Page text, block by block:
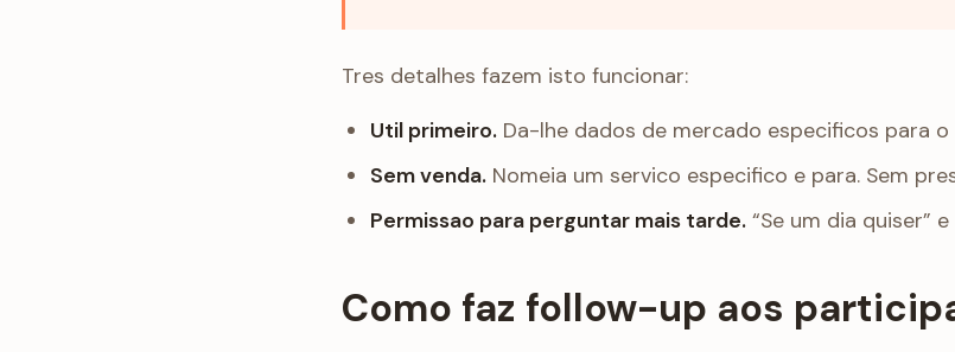
Tres detalhes fazem isto funcionar:
Util primeiro. Da-lhe dados de mercado especificos para
Sem venda. Nomeia um servico especifico e para. Sem
Permissao para perguntar mais tarde. “Se um dia quiser”
Como faz follow-up aos